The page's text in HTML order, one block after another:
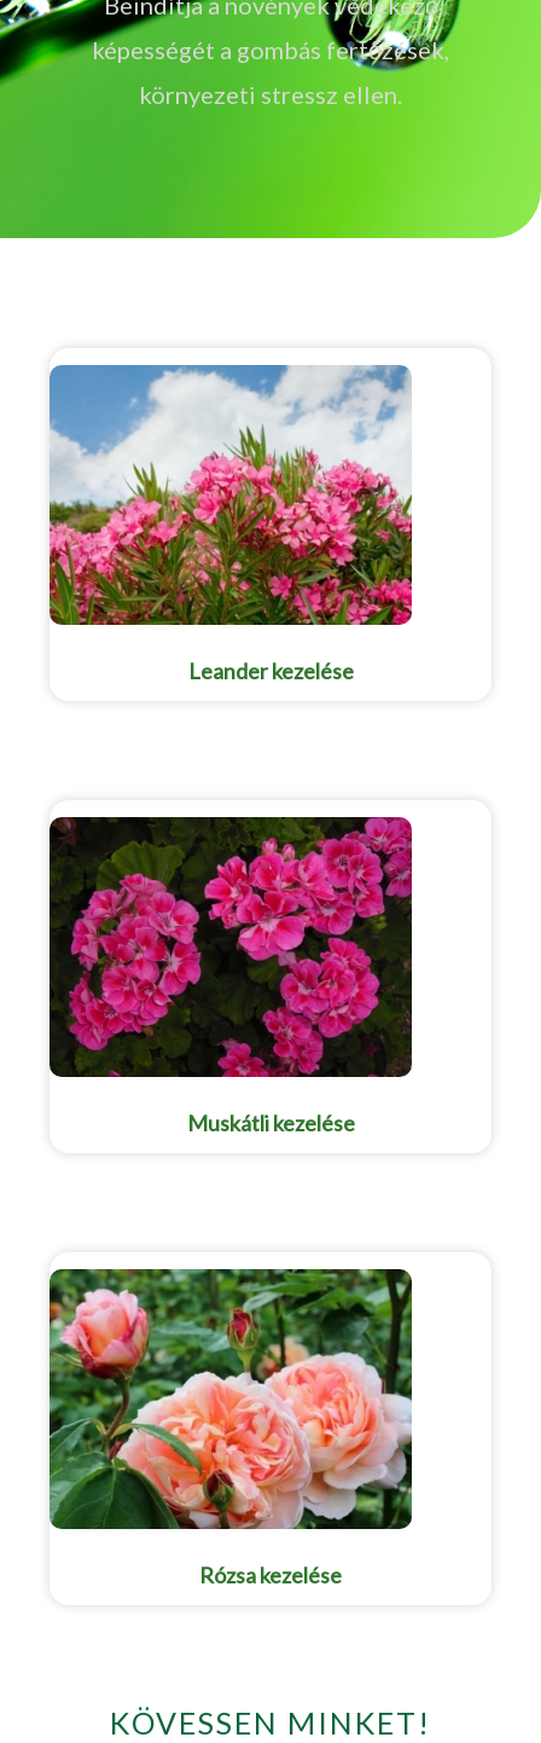
képességét a gombás fertőzések,
környezeti stressz ellen.
Leander kezelése
Muskátli kezelése
Rózsa kezelése
KÖVESSEN MINKET!